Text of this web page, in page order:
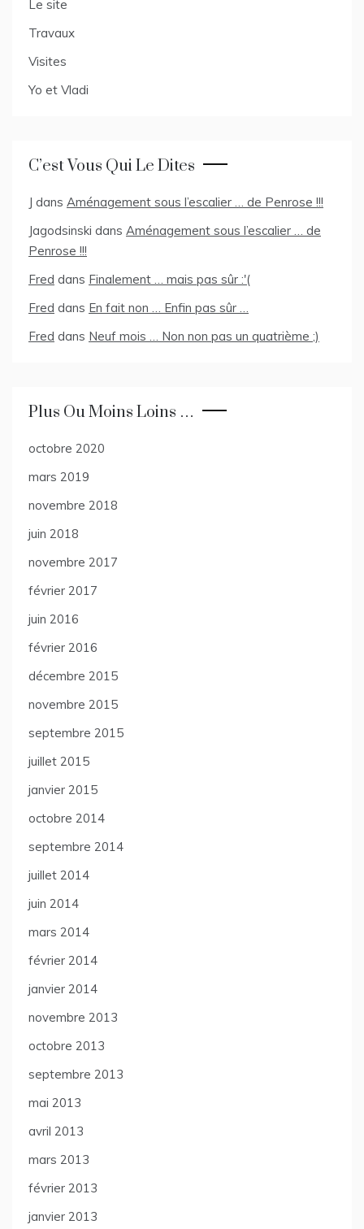
Le site
Travaux
Visites
Yo et Vladi
C’est Vous Qui Le Dites
J dans Aménagement sous l’escalier … de Penrose !!!
Jagodsinski dans Aménagement sous l’escalier … de
Penrose !!!
Fred dans Finalement … mais pas sûr :'(
Fred dans En fait non … Enfin pas sûr …
Fred dans Neuf mois … Non non pas un quatrième ;)
Plus Ou Moins Loins …
octobre 2020
mars 2019
novembre 2018
juin 2018
novembre 2017
février 2017
juin 2016
février 2016
décembre 2015
novembre 2015
septembre 2015
juillet 2015
janvier 2015
octobre 2014
septembre 2014
juillet 2014
juin 2014
mars 2014
février 2014
janvier 2014
novembre 2013
octobre 2013
septembre 2013
mai 2013
avril 2013
mars 2013
février 2013
janvier 2013